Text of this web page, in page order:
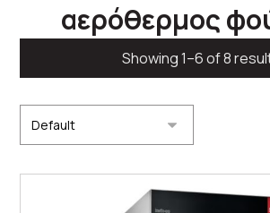
αερόθερμος
Showing 1–6 of 8